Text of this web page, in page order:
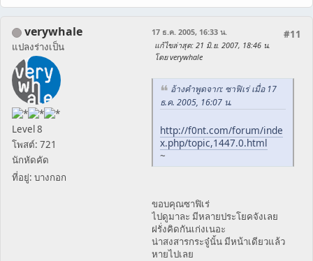
verywhale
แปลงร่างเป็น
Level 8
โพสต์: 721
นักหัดคัด
ที่อยู่: บางกอก
#11
17 ธ.ค. 2005, 16:33 น.
แก้ไขล่าสุด: 21 มิ.ย. 2007, 18:46 น.
โดย verywhale
อ้างคำพูดจาก: ซาฟิเร่ เมื่อ 17
ธ.ค. 2005, 16:07 น.
http://f0nt.com/forum/inde
x.php/topic,1447.0.html
~
ขอบคุณซาฟิเร่
ไปดูมาละ มีหลายประโยคจังเลย
ฝรั่งคิดกันเก่งเนอะ
น่าสงสารกระจู๋นั้น มีหน้าเดียวแล้ว
หายไปเลย